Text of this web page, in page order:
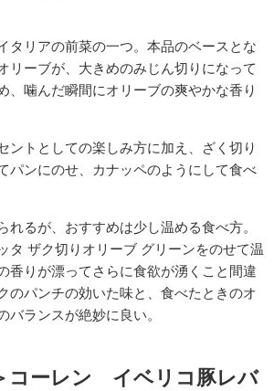
タリアの前菜の一つ。本品のベースとな
リーブが、大きめのみじん切りになって
、噛んだ瞬間にオリーブの爽やかな香り
ントとしての楽しみ方に加え、ざく切り
パンにのせ、カナッペのようにして食べ
れるが、おすすめは少し温める食べ方。
タ ザク切りオリーブ グリーンをのせて温
香りが漂ってさらに食欲が湧くこと間違
のパンチの効いた味と、食べたときのオ
バランスが絶妙に良い。
コーレン イベリコ豚レバ